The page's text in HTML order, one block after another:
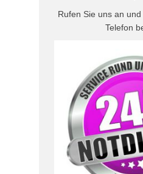
Rufen Sie uns an
Telefon